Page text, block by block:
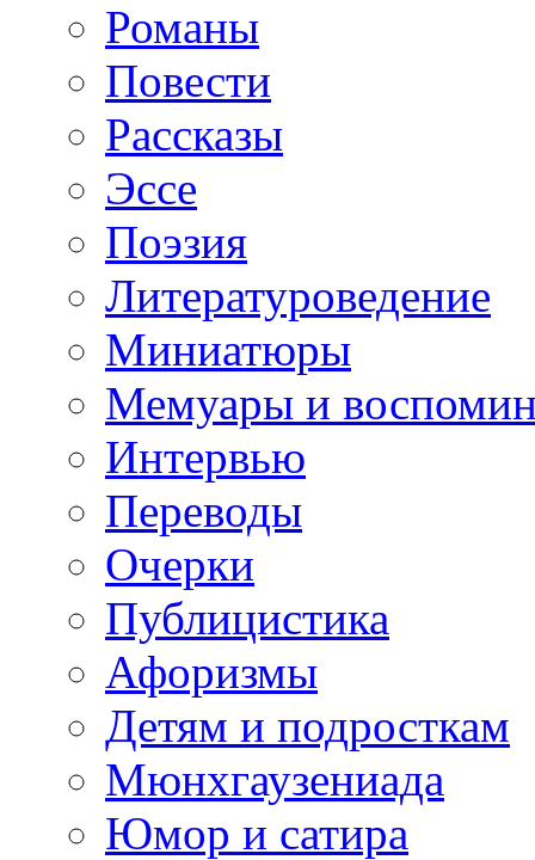
Романы
Повести
Рассказы
Эссе
Поэзия
Литературоведение
Миниатюры
Мемуары и
Интервью
Переводы
Очерки
Публицистика
Афоризмы
Детям и подросткам
Мюнхгаузениада
Юмор и сатира